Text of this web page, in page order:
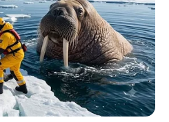
este 2025, en este municipio
en flagrancia,dos mediante
armas de fuego han sido
se han recuperado.